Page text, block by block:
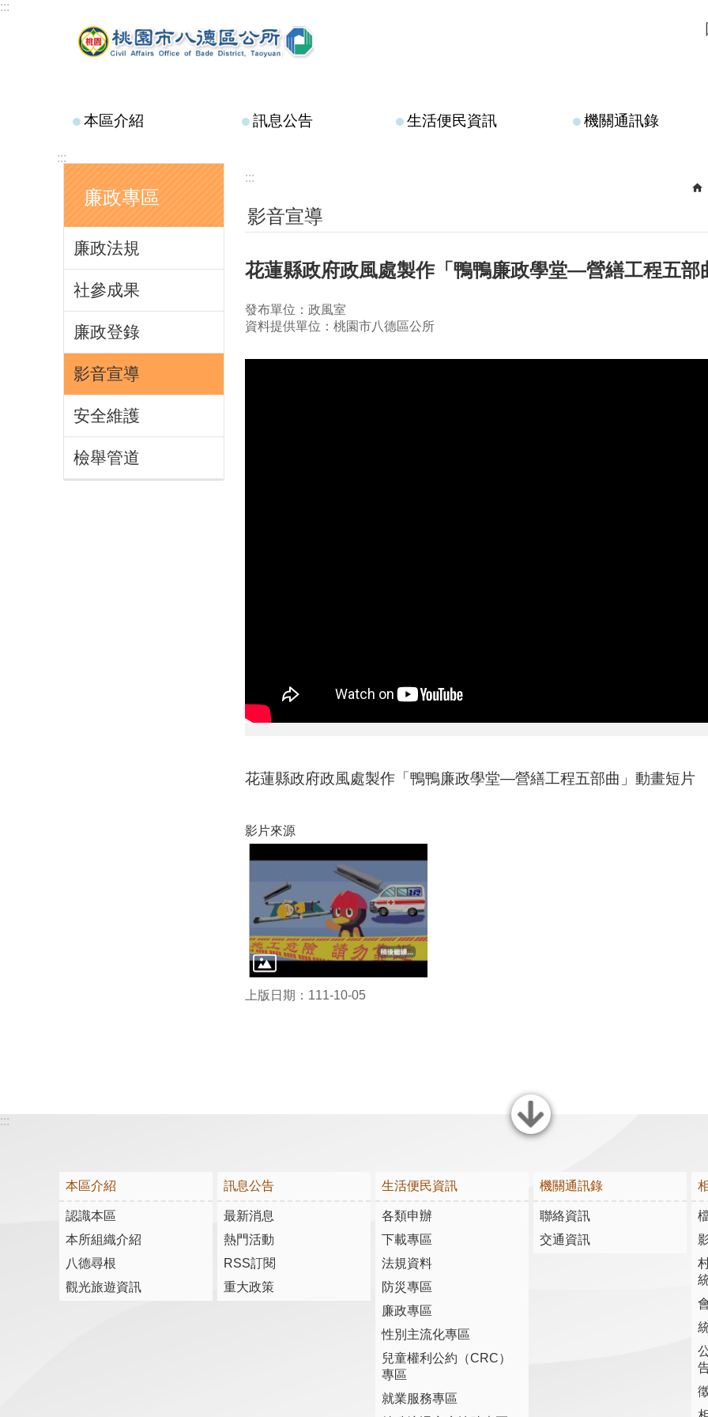
跳到主要內容區塊
:::
本區介紹 訊息公告 生活便民資訊 機關通訊錄
:::
廉政專區
廉政法規
社參成果
廉政登錄
影音宣導
安全維護
檢舉管道
:::
影音宣導
花蓮縣政府政風處製作「鴨鴨廉政學堂—營繕工程五部
發布單位：政風室
資料提供單位：桃園市八德區公所
花蓮縣政府政風處製作「鴨鴨廉政學堂—營繕工程五部曲」動畫短片
影片來源
上版日期：111-10-05
關閉
:::
本區介紹
認識本區
本所組織介紹
八德尋根
觀光旅遊資訊
訊息公告
最新消息
熱門活動
RSS訂閱
重大政策
生活便民資訊
各類申辦
下載專區
法規資料
防災專區
廉政專區
性別主流化專區
兒童權利公約（CRC）
專區
就業服務專區
機關通訊錄
聯絡資訊
交通資訊